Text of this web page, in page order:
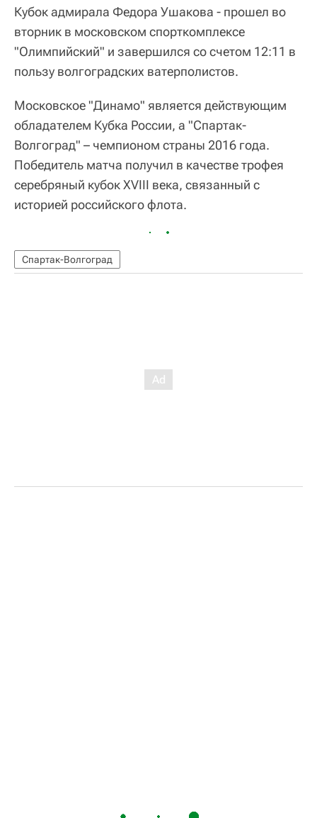
Кубок адмирала Федора Ушакова - прошел во
вторник в московском спорткомплексе
"Олимпийский" и завершился со счетом 12:11 в
пользу волгоградских ватерполистов.
Московское "Динамо" является действующим
обладателем Кубка России, а "Спартак-
Волгоград" – чемпионом страны 2016 года.
Победитель матча получил в качестве трофея
серебряный кубок XVIII века, связанный с
историей российского флота.
Спартак-Волгоград